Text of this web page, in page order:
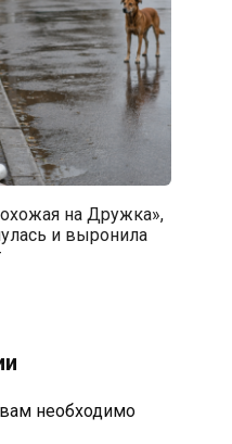
на Дружка»,
и выронила
необходимо